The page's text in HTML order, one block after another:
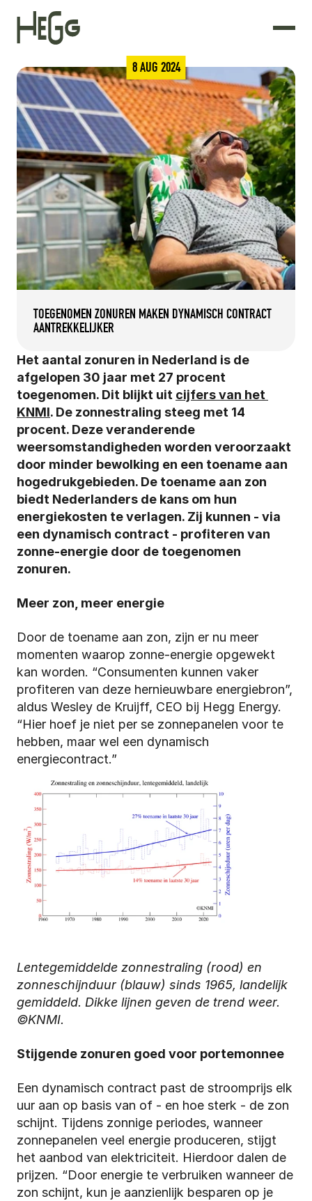
TOEGENOMEN ZONUREN MAKEN DYNAMISCH CONTRACT
AANTREKKELIJKER
8 AUG 2024
Het aantal zonuren in Nederland is de
afgelopen 30 jaar met 27 procent
toegenomen. Dit blijkt uit cijfers van het
KNMI. De zonnestraling steeg met 14
procent. Deze veranderende
weersomstandigheden worden veroorzaakt
door minder bewolking en een toename aan
hogedrukgebieden. De toename aan zon
biedt Nederlanders de kans om hun
energiekosten te verlagen. Zij kunnen - via
een dynamisch contract - profiteren van
zonne-energie door de toegenomen
zonuren.
Meer zon, meer energie
Door de toename aan zon, zijn er nu meer
momenten waarop zonne-energie opgewekt
kan worden. “Consumenten kunnen vaker
profiteren van deze hernieuwbare energiebron”,
aldus Wesley de Kruijff, CEO bij Hegg Energy.
“Hier hoef je niet per se zonnepanelen voor te
hebben, maar wel een dynamisch
energiecontract.”
Lentegemiddelde zonnestraling (rood) en
zonneschijnduur (blauw) sinds 1965, landelijk
gemiddeld. Dikke lijnen geven de trend weer.
©KNMI.
Stijgende zonuren goed voor portemonnee
Een dynamisch contract past de stroomprijs elk
uur aan op basis van of - en hoe sterk - de zon
schijnt. Tijdens zonnige periodes, wanneer
zonnepanelen veel energie produceren, stijgt
het aanbod van elektriciteit. Hierdoor dalen de
prijzen. “Door energie te verbruiken wanneer de
zon schijnt, kun je aanzienlijk besparen op je